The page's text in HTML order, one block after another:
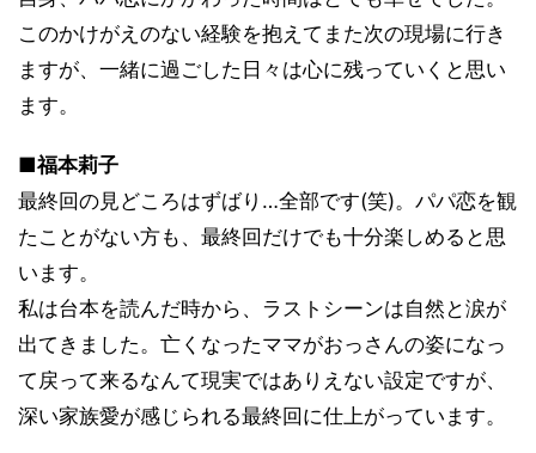
このかけがえのない経験を抱えてまた次の現場に行き
ますが、一緒に過ごした日々は心に残っていくと思い
ます。
■福本莉子
最終回の見どころはずばり…全部です(笑)。パパ恋を観
たことがない方も、最終回だけでも十分楽しめると思
います。
私は台本を読んだ時から、ラストシーンは自然と涙が
出てきました。亡くなったママがおっさんの姿になっ
て戻って来るなんて現実ではありえない設定ですが、
深い家族愛が感じられる最終回に仕上がっています。